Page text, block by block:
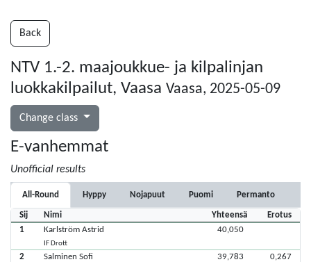
Back
NTV 1.-2. maajoukkue- ja kilpalinjan
luokkakilpailut, Vaasa Vaasa, 2025-05-09
Change class
E-vanhemmat
Unofficial results
All-Round Hyppy Nojapuut Puomi Permanto
Sij Nimi Yhteensä
Erotus
1
Karlström Astrid
IF Drott
40,050
2 Salminen Sofi 39,783 0,267